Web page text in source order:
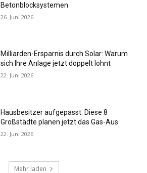
Betonblocksystemen
26. Juni 2026
Milliarden-Ersparnis durch Solar: Warum
sich Ihre Anlage jetzt doppelt lohnt
22. Juni 2026
Hausbesitzer aufgepasst: Diese 8
Großstädte planen jetzt das Gas-Aus
22. Juni 2026
Mehr laden